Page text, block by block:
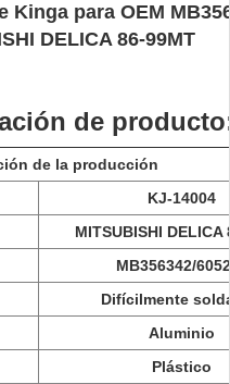
para OEM
DELICA 86-99MT
de
de la producción
KJ-14004
MITSUBISHI DELICA
MB356342/
Difícilmente
Aluminio
Plástico